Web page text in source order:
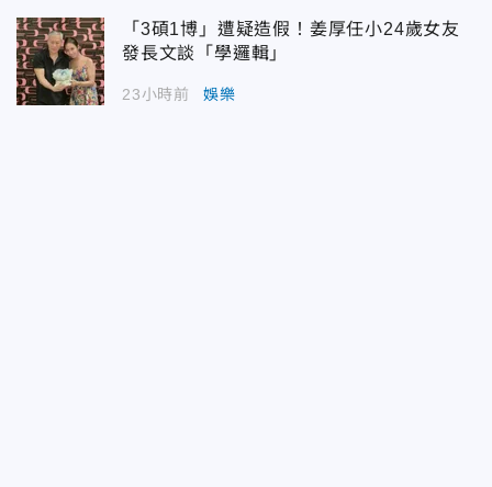
「3碩1博」遭疑造假！姜厚任小24歲女友
發長文談「學邏輯」
23小時前 娛樂